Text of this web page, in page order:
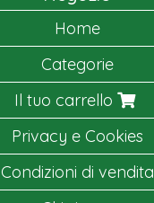
Home
Categorie
Il tuo carrello
Privacy e Cookies
Condizioni di vendita